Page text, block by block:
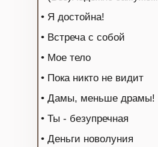
• Я достойна!
• Встреча с собой
• Мое тело
• Пока никто не видит
• Дамы, меньше драмы!
• Ты - безупречная
• Деньги новолуния